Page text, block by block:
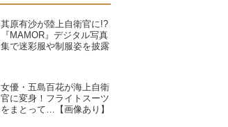
其原有沙が陸上自衛官に!?
『MAMOR』デジタル写真
集で迷彩服や制服姿を披露
女優・五島百花が海上自衛
官に変身！フライトスーツ
をまとって…【画像あり】